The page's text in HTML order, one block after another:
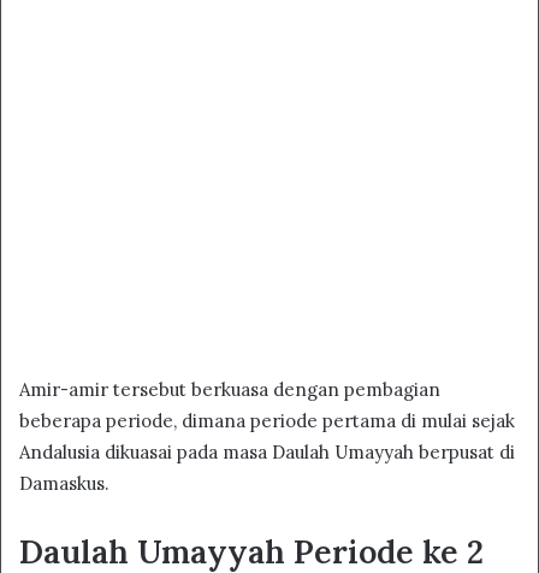
Amir-amir tersebut berkuasa dengan pembagian
beberapa periode, dimana periode pertama di mulai sejak
Andalusia dikuasai pada masa Daulah Umayyah berpusat di
Damaskus.
Daulah Umayyah Periode ke 2